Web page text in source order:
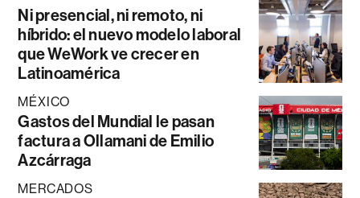
Ni presencial, ni remoto, ni
híbrido: el nuevo modelo laboral
que WeWork ve crecer en
Latinoamérica
MÉXICO
Gastos del Mundial le pasan
factura a Ollamani de Emilio
Azcárraga
MERCADOS